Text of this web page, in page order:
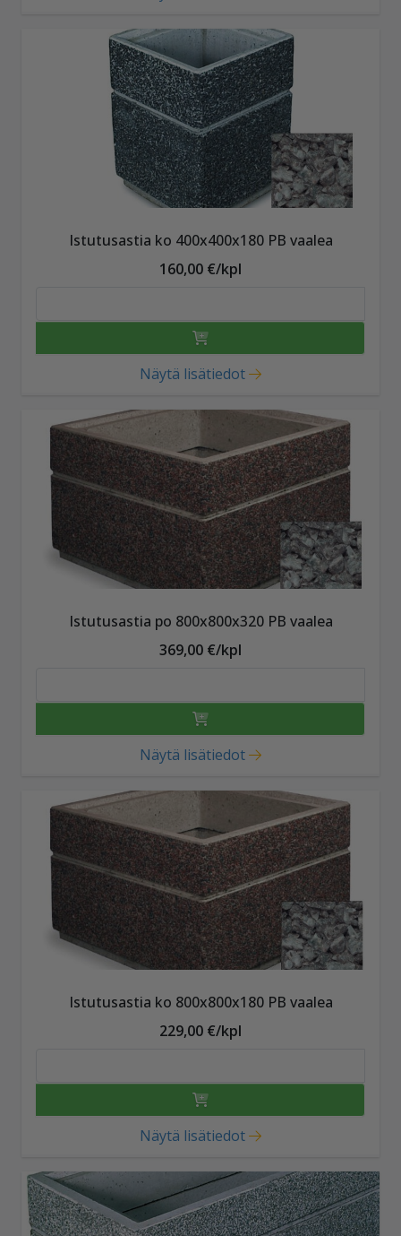
Istutusastia ko 400x400x180 PB vaalea
160,00 €/kpl
Näytä lisätiedot
Istutusastia po 800x800x320 PB vaalea
369,00 €/kpl
Näytä lisätiedot
Istutusastia ko 800x800x180 PB vaalea
229,00 €/kpl
Näytä lisätiedot